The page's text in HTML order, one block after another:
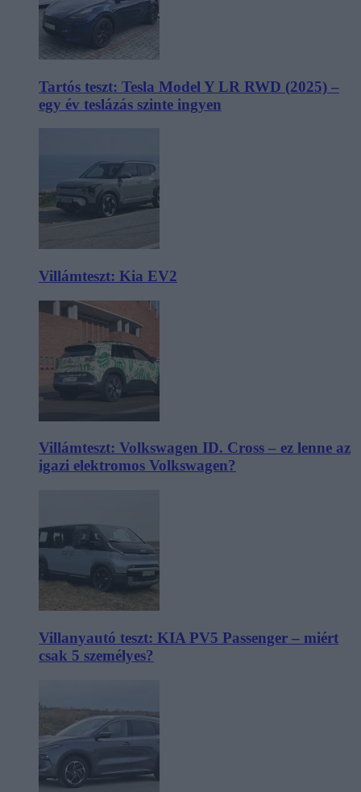
Tartós teszt: Tesla Model Y LR RWD (2025) –
egy év teslázás szinte ingyen
Villámteszt: Kia EV2
Villámteszt: Volkswagen ID. Cross – ez lenne az
igazi elektromos Volkswagen?
Villanyautó teszt: KIA PV5 Passenger – miért
csak 5 személyes?